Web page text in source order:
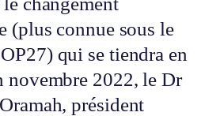
(plus connue sous le
qui se tiendra en
novembre 2022, le Dr
président